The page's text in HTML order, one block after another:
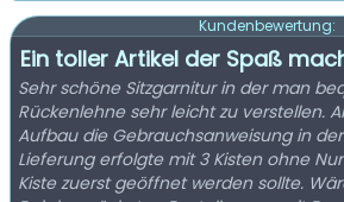
Kundenbewertung:
Ein toller Artikel der Spaß
Sehr schöne Sitzgarnitur in der man
Rückenlehne sehr leicht zu verstellen. Allerdings war beim
Aufbau die Gebrauchsanweisung in
Lieferung erfolgte mit 3 Kisten ohne
Kiste zuerst geöffnet werden sollte.